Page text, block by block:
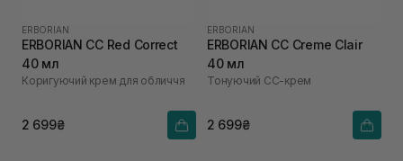
ERBORIAN
ERBORIAN CC Red Correct
40 мл
Коригуючий крем для обличчя
2 699₴
ERBORIAN
ERBORIAN CC Creme Clair
40 мл
Тонуючий СС-крем
2 699₴